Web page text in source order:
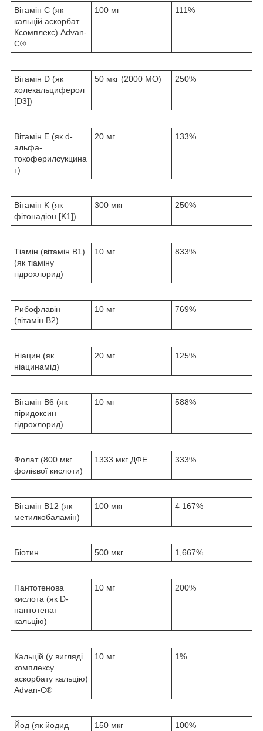
Вітамін С (як
кальцій аскорбат
Ксомплекс) Advan-
C®
100 мг 111%
Вітамін D (як
холекальциферол
[D3])
50 мкг (2000 МО) 250%
Вітамін E (як d-
альфа-
токоферилсукцина
т)
20 мг 133%
Вітамін K (як
фітонадіон [K1])
300 мкг 250%
Тіамін (вітамін B1)
(як тіаміну
гідрохлорид)
10 мг 833%
Рибофлавін
(вітамін B2)
10 мг 769%
Ніацин (як
ніацинамід)
20 мг 125%
Вітамін B6 (як
піридоксин
гідрохлорид)
10 мг 588%
Фолат (800 мкг
фолієвої кислоти)
1333 мкг ДФЕ 333%
Вітамін B12 (як
метилкобаламін)
100 мкг 4 167%
Біотин 500 мкг 1,667%
Пантотенова
кислота (як D-
пантотенат
кальцію)
10 мг 200%
Кальцій (у вигляді
комплексу
аскорбату кальцію)
Advan-C®
10 мг 1%
Йод (як йодид
150 мкг 100%